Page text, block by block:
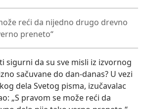
reći da nijedno drugo drevno
preneto“
sigurni da su sve misli iz izvornog
sačuvane do dan-danas? U vezi
dela Svetog pisma, izučavalac
„S pravom se može reći da